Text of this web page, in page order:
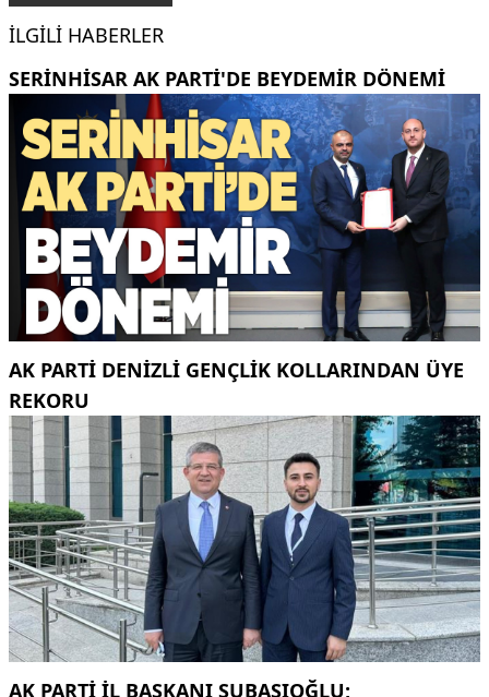
İLGILI HABERLER
SERINHISAR AK PARTI'DE BEYDEMIR DÖNEMI
AK PARTI DENIZLI GENÇLIK KOLLARINDAN ÜYE
REKORU
AK PARTI İL BAŞKANI ŞUBAŞIOĞLU;